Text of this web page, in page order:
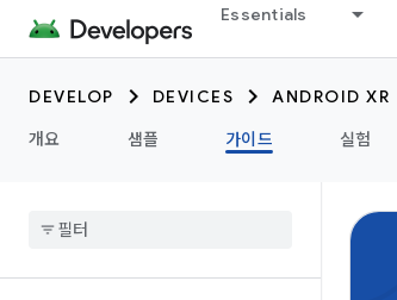
Essentials
DEVELOP DEVICES ANDROID XR
개요
샘플 가이드 실험